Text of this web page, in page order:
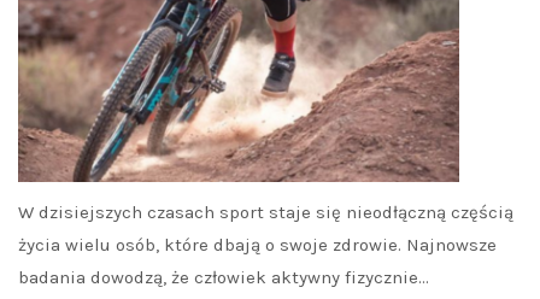
W dzisiejszych czasach sport staje się nieodłączną częścią
życia wielu osób, które dbają o swoje zdrowie. Najnowsze
badania dowodzą, że człowiek aktywny fizycznie…